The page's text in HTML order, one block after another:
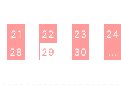
21 22 23 24
28 29 30 ...